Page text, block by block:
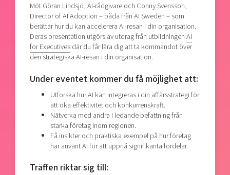
Möt Göran Lindsjö, AI-rådgivare och Conny Svensson,
Director of AI Adoption – båda från AI Sweden – som
berättar hur du kan accelerera AI-resan i din organisation.
Deras presentation utgörs av utdrag från utbildningenAI
for Executivesdär du får lära dig att ta kommandot över
den strategiska AI-resan i din organisation.
Under eventet kommer du få möjlighet att:
Utforska hur AI kan integreras i din affärsstrategi för
att öka effektivitet och konkurrenskraft.
Nätverka med andra i ledande befattning från
starka företag inom regionen.
Få insikter och praktiska exempel på hur företag
har använt AI för att uppnå signifikanta fördelar.
Träffen riktar sig till: